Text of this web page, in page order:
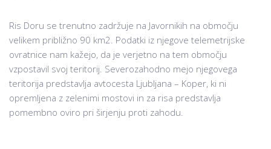
Ris Doru se trenutno zadržuje na Javornikih na območju
velikem približno 90 km2. Podatki iz njegove telemetrijske
ovratnice nam kažejo, da je verjetno na tem območju
vzpostavil svoj teritorij. Severozahodno mejo njegovega
teritorija predstavlja avtocesta Ljubljana – Koper, ki ni
opremljena z zelenimi mostovi in za risa predstavlja
pomembno oviro pri širjenju proti zahodu.